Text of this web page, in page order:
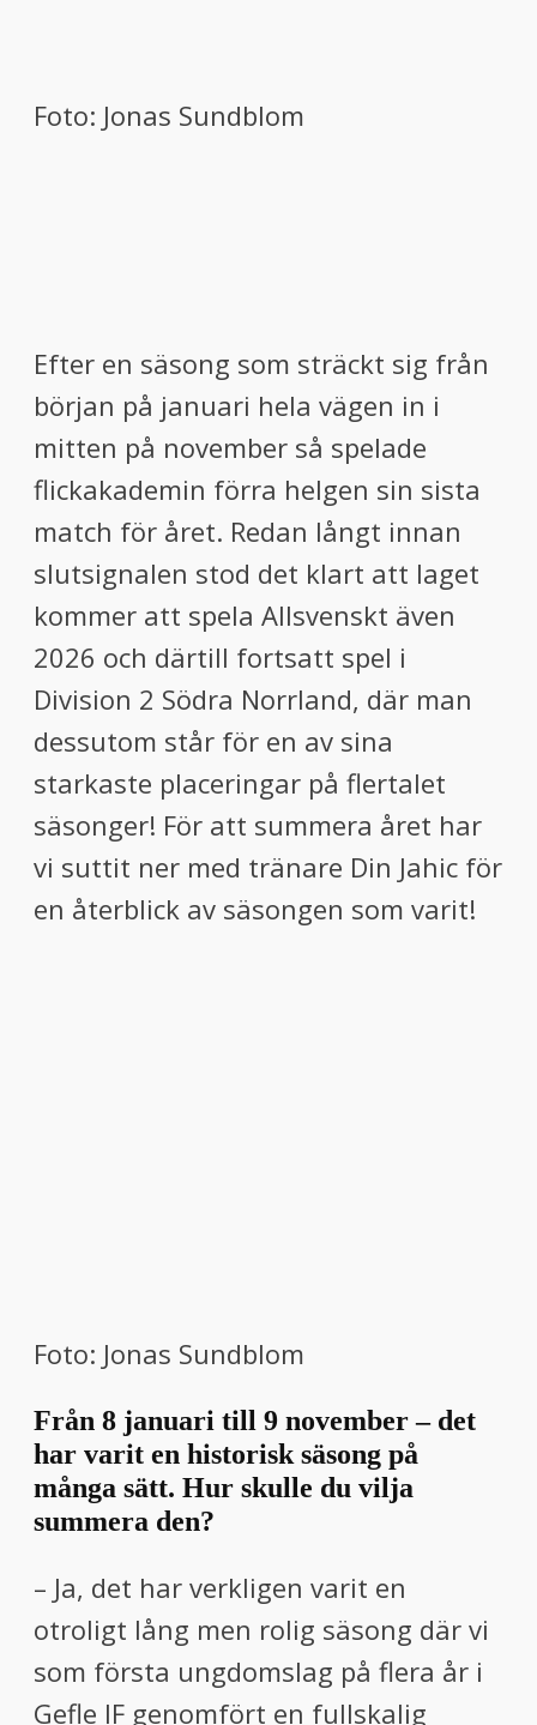
Foto: Jonas Sundblom
Efter en säsong som sträckt sig från
början på januari hela vägen in i
mitten på november så spelade
flickakademin förra helgen sin sista
match för året. Redan långt innan
slutsignalen stod det klart att laget
kommer att spela Allsvenskt även
2026 och därtill fortsatt spel i
Division 2 Södra Norrland, där man
dessutom står för en av sina
starkaste placeringar på flertalet
säsonger! För att summera året har
vi suttit ner med tränare Din Jahic för
en återblick av säsongen som varit!
Foto: Jonas Sundblom
Från 8 januari till 9 november – det
har varit en historisk säsong på
många sätt. Hur skulle du vilja
summera den?
– Ja, det har verkligen varit en
otroligt lång men rolig säsong där vi
som första ungdomslag på flera år i
Gefle IF genomfört en fullskalig